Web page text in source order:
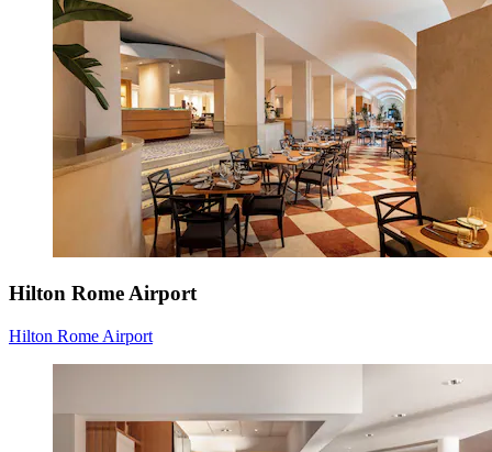
Hilton Rome Airport
Hilton Rome Airport